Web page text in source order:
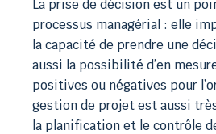
La prise de décision est un
processus managérial : elle
la capacité de prendre une
aussi la possibilité d’en
positives ou négatives pour
gestion de projet est aussi
la planification et le contrôle